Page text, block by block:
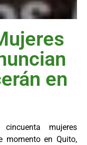
en
mujeres
momento en Quito,